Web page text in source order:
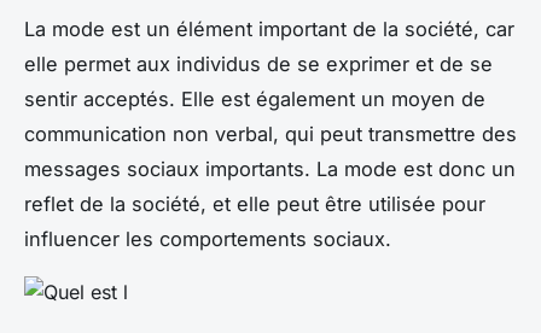
La mode est un élément important de la société, car
elle permet aux individus de se exprimer et de se
sentir acceptés. Elle est également un moyen de
communication non verbal, qui peut transmettre des
messages sociaux importants. La mode est donc un
reflet de la société, et elle peut être utilisée pour
influencer les comportements sociaux.